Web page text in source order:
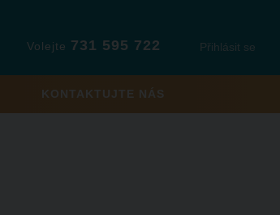
Přihlásit se
Volejte 731 595 722
KONTAKTUJTE NÁS